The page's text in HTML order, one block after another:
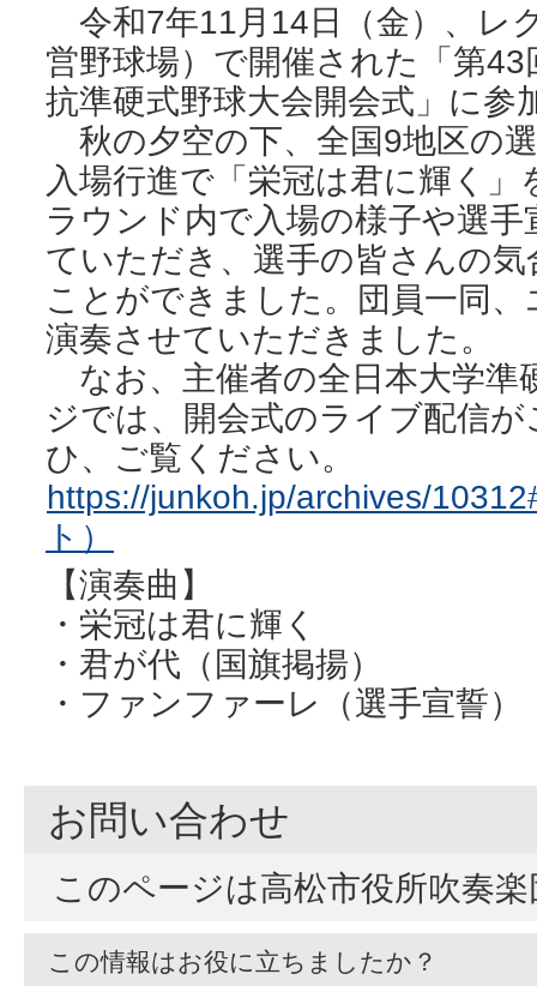
令和7年11月14日（金）、レ
営野球場）で開催された「第
抗準硬式野球大会開会式」に参
秋の夕空の下、全国9地区の
入場行進で「栄冠は君に輝く
ラウンド内で入場の様子や選
ていただき、選手の皆さんの
ことができました。団員一同
演奏させていただきました。
なお、主催者の全日本大学準
ジでは、開会式のライブ配信
ひ、ご覧ください。
https://junkoh.jp/archives/
ト）
【演奏曲】
・栄冠は君に輝く
・君が代（国旗掲揚）
・ファンファーレ（選手宣誓）
お問い合わせ
このページは高松市役所吹奏
この情報はお役に立ちましたか？